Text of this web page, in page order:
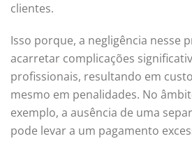
clientes.
Isso porque, a negligência nesse
acarretar complicações
profissionais, resultando em
mesmo em penalidades. No
exemplo, a ausência de uma
pode levar a um pagamento